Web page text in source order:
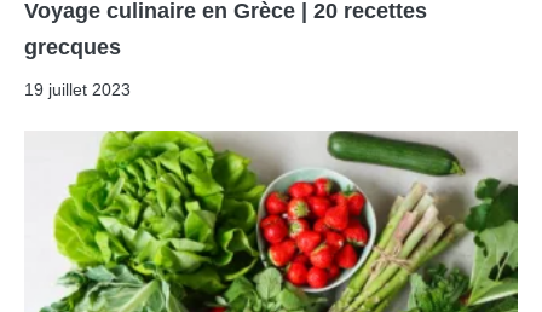
Voyage culinaire en Grèce | 20 recettes
grecques
19 juillet 2023